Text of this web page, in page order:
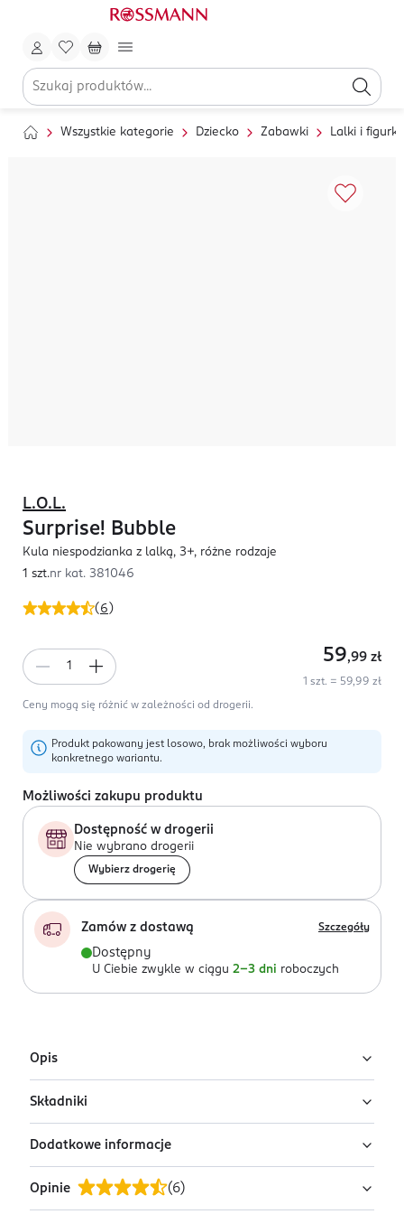
Wszystkie kategorie Dziecko Zabawki Lalki i figurki
( 6 )
L.O.L.
Surprise! Bubble
Kula niespodzianka z lalką, 3+, różne rodzaje
1 szt.nr kat. 381046
59,99 zł
1 szt. = 59,99 zł
Ceny mogą się różnić w zależności od drogerii.
Produkt pakowany jest losowo, brak możliwości wyboru
konkretnego wariantu.
Możliwości zakupu produktu
Dostępność w drogerii
Nie wybrano drogerii
Wybierz drogerię
Zamów z dostawą Szczegóły
Dostępny
U Ciebie zwykle w ciągu 2-3 dni roboczych
Opis
Uwaga: wysyłamy losowy wariant!
Produkt występuje w różnych wariantach i pakowany
jest losowo. Zdjęcia pokazują przykładowe warianty.
Szukasz konkretnego wariantu lub chcesz sprawdzić
pełną ofertę? Zapraszamy do najbliższej drogerii.
Składniki
1 lalka, 1-2 ubranka, 1 para butów lub płetwa do
nurkowania, 1 butelka, 1 dodatek, 1 musująca mikstura,
1 pojemnik (brokat), 1 pojemnik (proszek zmieniający
Dodatkowe informacje
OSTRZEŻENIA DOTYCZĄCE BEZPIECZEŃSTWA
Opinie (6)